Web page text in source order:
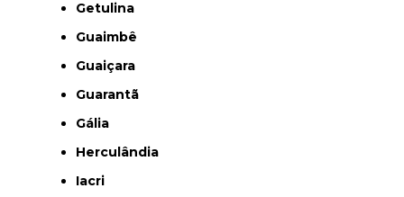
Getulina
Guaimbê
Guaiçara
Guarantã
Gália
Herculândia
Iacri